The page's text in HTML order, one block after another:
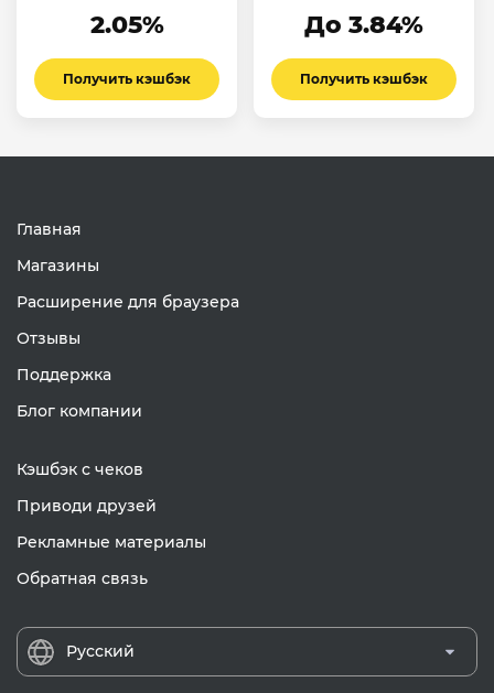
2.05%
Получить кэшбэк
До 3.84%
Получить кэшбэк
Главная
Магазины
Расширение для браузера
Отзывы
Поддержка
Блог компании
Кэшбэк с чеков
Приводи друзей
Рекламные материалы
Обратная связь
Русский